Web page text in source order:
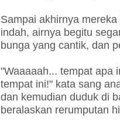
Sampai akhirnya
indah, airnya begitu
bunga yang cantik, dan
"Waaaaah... tempat apa
tempat ini!" kata sang
dan kemudian duduk di
beralaskan rerumputan